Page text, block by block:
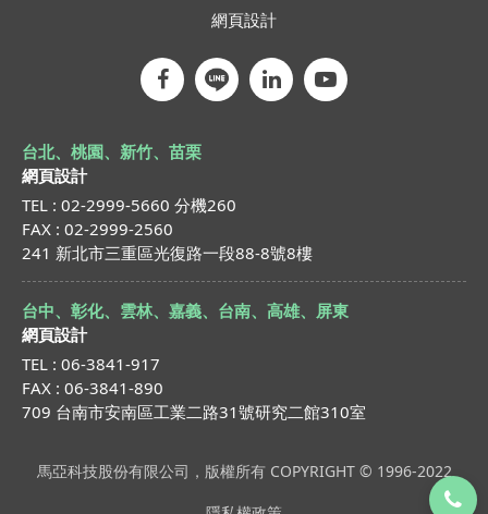
網頁設計
台北、桃園、新竹、苗栗
網頁設計
TEL : 02-2999-5660 分機260
FAX : 02-2999-2560
241 新北市三重區光復路一段88-8號8樓
台中、彰化、雲林、嘉義、台南、高雄、屏東
網頁設計
TEL : 06-3841-917
FAX : 06-3841-890
709 台南市安南區工業二路31號研究二館310室
馬亞科技股份有限公司，版權所有 COPYRIGHT © 1996-2022